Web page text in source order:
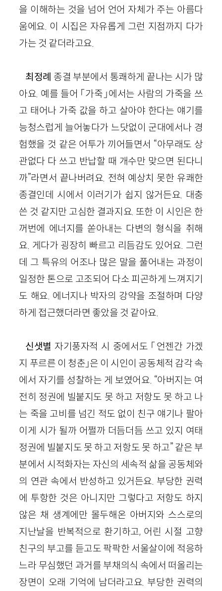
을 이해하는 것을 넘어 언어 자체가 주는 아름다
움에요. 이 시집은 자유롭게 그런 지점까지 다가
가는 것 같더라고요.
최정례 종결 부분에서 통쾌하게 끝나는 시가 많
아요. 예를 들어 「가죽」에서는 사람의 가죽을 쓰
고 태어나 가죽 값을 하고 살아야 한다는 얘기를
능청스럽게 늘어놓다가 느닷없이 군대에서나 경
험했을 것 같은 어투가 끼어들면서 “아무래도 상
관없다 다 쓰고 반납할 때 개수만 맞으면 된다니
까”라면서 끝나버려요. 전혀 예상치 못한 유쾌한
종결인데 시에서 이러기가 쉽지 않거든요. 대충
쓴 것 같지만 고심한 결과지요. 또한 이 시인은 한
꺼번에 에너지를 쏟아내는 다변의 형식을 취해
요. 게다가 굉장히 빠르고 리듬감도 있어요. 그런
데 그 특유의 어조나 많은 말을 풀어내는 과정이
일정한 톤으로 고조되어 다소 피곤하게 느껴지기
도 해요. 에너지나 박자의 강약을 조절하며 다양
하게 접근했더라면 좋았을 것 같아요.
신샛별 자기풍자적 시 중에서도 「언젠간 가겠
지 푸르른 이 청춘」은 이 시인이 공동체적 감각 속
에서 자기를 성찰하는 게 보였어요. “아버지는 여
전히 정권에 빌붙지도 못 하고 저항도 못 하고 나
는 죽을 고비를 넘긴 적도 없이 친구 얘기나 팔아
이게 시가 될까 어쩔까 더듬더듬 쓰고 있지 여태
정권에 빌붙지도 못 하고 저항도 못 하고” 같은 부
분에서 시적화자는 자신의 세속적 삶을 공동체와
의 연관 속에서 반성하고 있거든요. 부당한 권력
에 투항한 것은 아니지만 그렇다고 저항도 하지
않은 채 생계에만 몰두해온 아버지와 스스로의
지난날을 반복적으로 환기하고, 어린 시절 고향
친구의 부고를 듣고도 팍팍한 서울살이에 적응하
느라 무심했던 과거를 부채의식 속에서 떠올리는
장면이 오래 기억에 남더라고요. 부당한 권력의